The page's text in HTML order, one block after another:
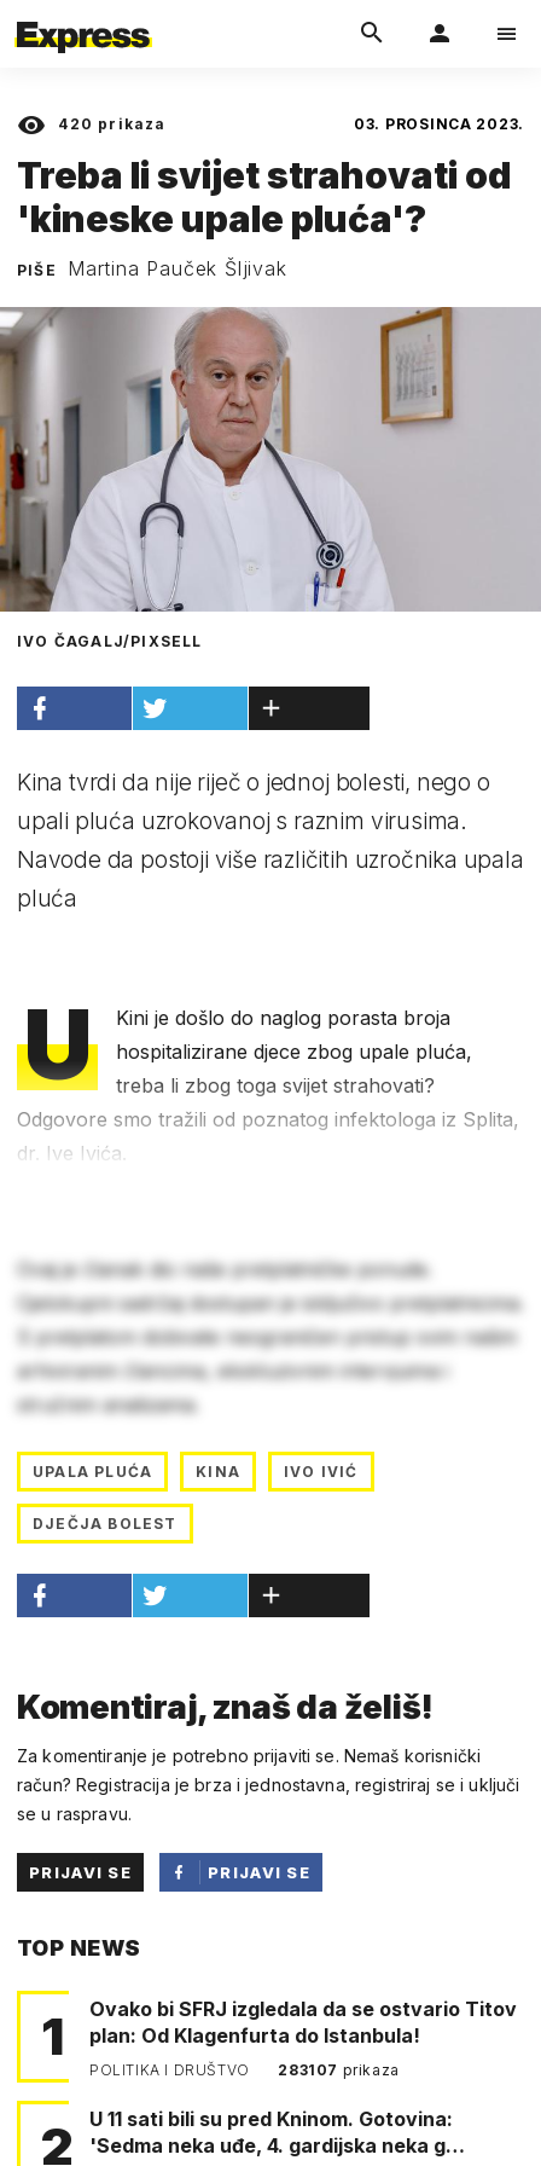
420 prikaza 03. PROSINCA 2023.
Treba li svijet strahovati od
'kineske upale pluća'?
PIŠE Martina Pauček Šljivak
IVO ČAGALJ/PIXSELL
Kina tvrdi da nije riječ o jednoj bolesti, nego o
upali pluća uzrokovanoj s raznim virusima.
Navode da postoji više različitih uzročnika upala
pluća
U
Kini je došlo do naglog porasta broja
hospitalizirane djece zbog upale pluća,
treba li zbog toga svijet strahovati?
Odgovore smo tražili od poznatog infektologa iz Splita,
dr. Ive Ivića.
Ovaj je članak dio naše pretplatničke ponude.
Cjelokupni sadržaj dostupan je isključivo pretplatnicima.
S pretplatom dobivate neograničen pristup svim našim
arhiviranim člancima, ekskluzivnim intervjuima i
stručnim analizama.
UPALA PLUĆA KINA IVO IVIĆ
DJEČJA BOLEST
Komentiraj, znaš da želiš!
Za komentiranje je potrebno prijaviti se. Nemaš korisnički
račun? Registracija je brza i jednostavna, registriraj se i uključi
se u raspravu.
PRIJAVI SE
PRIJAVI SE
TOP NEWS
1
Ovako bi SFRJ izgledala da se ostvario Titov
plan: Od Klagenfurta do Istanbula!
POLITIKA I DRUŠTVO 283107 prikaza
2
U 11 sati bili su pred Kninom. Gotovina:
'Sedma neka uđe, 4. gardijska neka g…